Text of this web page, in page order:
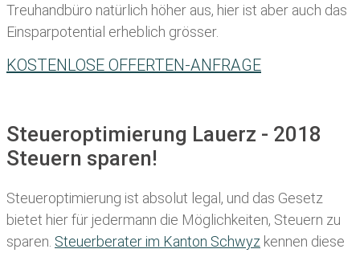
Treuhandbüro natürlich höher aus, hier ist aber auch das
Einsparpotential erheblich grösser.
KOSTENLOSE OFFERTEN-ANFRAGE
Steueroptimierung Lauerz - 2018
Steuern sparen!
Steueroptimierung ist absolut legal, und das Gesetz
bietet hier für jedermann die Möglichkeiten, Steuern zu
sparen. Steuerberater im K anton Schwyz kennen diese